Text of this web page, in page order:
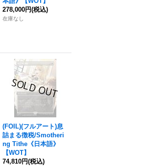
278,000円(税込)
在庫なし
(FOIL)(フルアート)息
詰まる徴税/Smotheri
ng Tithe《日本語》
【WOT】
74,810円(税込)